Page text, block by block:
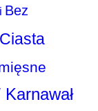
Bez
Ciasta